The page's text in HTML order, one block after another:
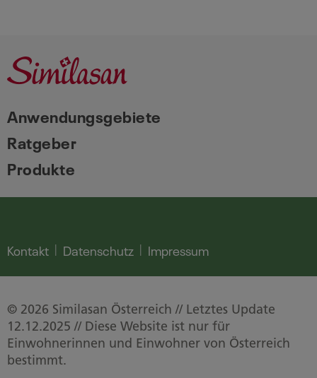
Anwendungsgebiete
Ratgeber
Produkte
Kontakt Datenschutz Impressum
© 2026 Similasan Österreich // Letztes Update
12.12.2025 // Diese Website ist nur für
Einwohnerinnen und Einwohner von Österreich
bestimmt.